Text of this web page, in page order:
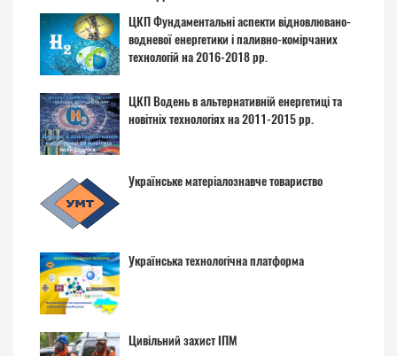
ЦКП Фундаментальні аспекти відновлювано-
водневої енергетики і паливно-комірчаних
технологій на 2016-2018 рр.
ЦКП Водень в альтернативній енергетиці та
новітніх технологіях на 2011-2015 рр.
Українське матеріалознавче товариство
Українська технологічна платформа
Цивільний захист ІПМ